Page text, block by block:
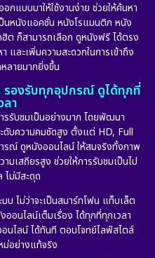
(898)
(17)
(101)
(17)
(10)
(265)
แบบมาให้ใช้งานง่าย ช่วยให้ค้นหา
ป็นหนังแอคชั่น หนังโรแมนติก หนัง
ต ก็สามารถเลือก ดูหนังฟรี ได้ตรง
และเพิ่มความสะดวกในการเข้าถึง
ลายมากยิ่งขึ้น
องรับทุกอุปกรณ์ ดูได้ทุกที่
ลา
รับชมเป็นอย่างมาก โดยพัฒนา
บความคมชัดสูง ตั้งแต่ HD, Full
รณ์ ดูหนังออนไลน์ ให้สมจริงทั้งภาพ
มเสถียรสูง ช่วยให้การรับชมเป็นไป
ไม่มีสะดุด
ไม่ว่าจะเป็นสมาร์ทโฟน แท็บเล็ต
อนไลน์เต็มเรื่อง ได้ทุกที่ทุกเวลา
นไลน์ ได้ทันที ตอบโจทย์ไลฟ์สไตล์
ม่อย่างแท้จริง